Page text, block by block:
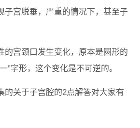
子宫脱垂，严重的情况下，甚至子
的宫颈口发生变化，原本是圆形的
”字形，这个变化是不可逆的。
的关于子宫腔的2点解答对大家有